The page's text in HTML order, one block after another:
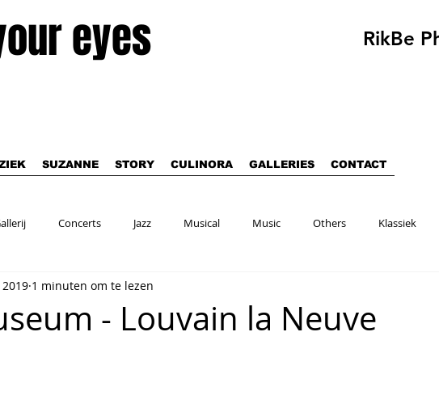
eyes RikBe
SUZANNE STORY CULINORA GALLERIES CONTACT
Concerts Jazz Musical Music Others Klassiek
- Louvain la Neuve
1 minuten om te lezen